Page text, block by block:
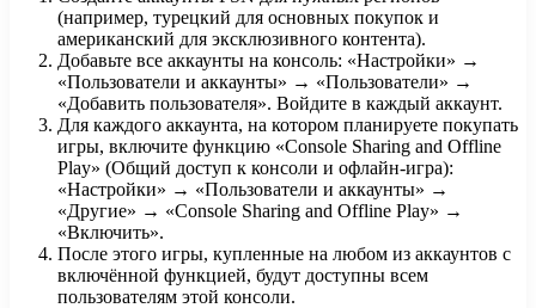
(например, турецкий для основных покупок и
американский для эксклюзивного контента).
Добавьте все аккаунты на консоль: «Настройки» →
«Пользователи и аккаунты» → «Пользователи» →
«Добавить пользователя». Войдите в каждый аккаунт.
Для каждого аккаунта, на котором планируете покупать
игры, включите функцию «Console Sharing and Offline
Play» (Общий доступ к консоли и офлайн-игра):
«Настройки» → «Пользователи и аккаунты» →
«Другие» → «Console Sharing and Offline Play» →
«Включить».
После этого игры, купленные на любом из аккаунтов с
включённой функцией, будут доступны всем
пользователям этой консоли.